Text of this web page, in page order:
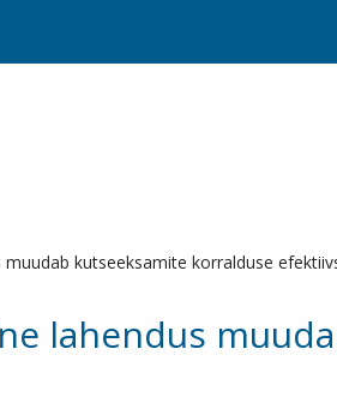
kutseeksamite korralduse
lahendus